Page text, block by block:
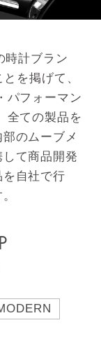
時計ブラン
を掲げて、
パフォーマン
全ての製品を
のムーブメ
て商品開発
自社で行